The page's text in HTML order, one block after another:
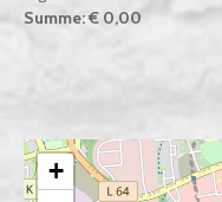
Summe:€ 0,00
+